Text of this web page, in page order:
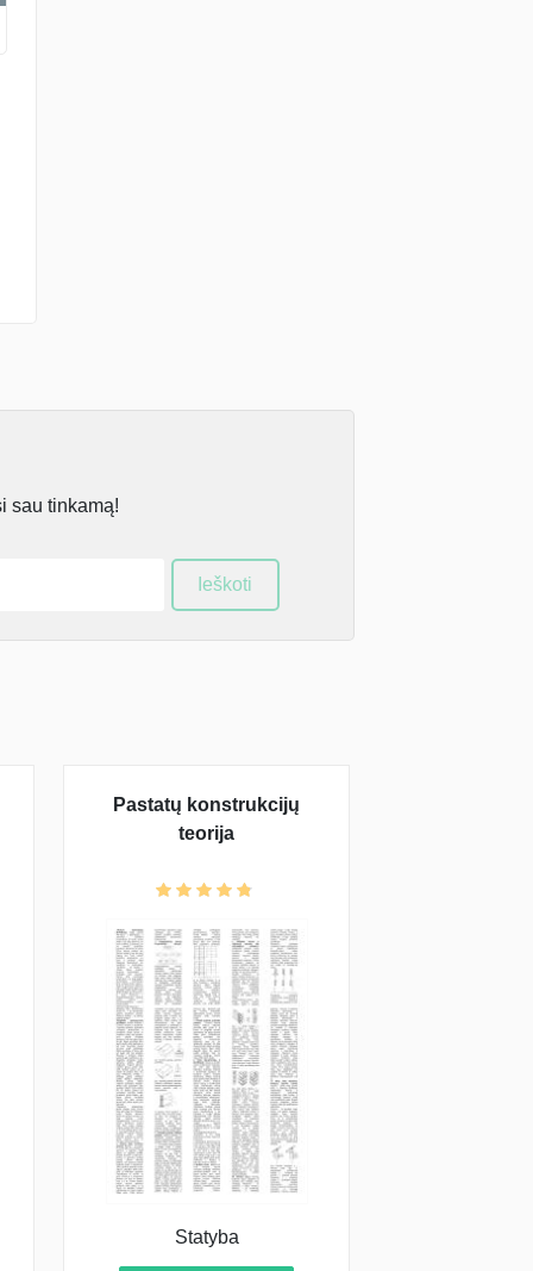
sau tinkamą!
Ieškoti
Pastatų konstrukcijų
teorija
Statyba